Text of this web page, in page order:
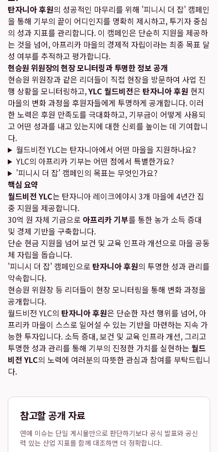
탄자니아 후원의 성공적인 마무리를 위해 '피니시 더 잡' 캠페인
을 통해 기부의 끝이 어디인지를 명확히 제시하고, 투기자 중심
의 성과 지표를 관리합니다. 이 캠페인은 단순히 지원을 제공하
는 것을 넘어, 아프리카 마을의 경제적 자립이라는 최종 목표 달
성 여부를 추적하고 평가합니다.
현승원 위원장의 현장 모니터링과 투명한 정보 공개
현승원 위원장과 같은 리더들이 직접 현장을 방문하여 사업 진
행 상황을 모니터링하고,YLC 월드비전은 탄자니아 후원 현지
마을의 변화 과정을 후원자들에게 투명하게 공개합니다. 이러
한 노력은 후원 만족도를 극대화하고, 기부금이 어떻게 사용되
고 어떤 성과를 내고 있는지에 대한 신뢰를 높이는 데 기여합니
다.
월드비전 YLC는 탄자니아에서 어떤 마을을 지원하나요?
YLC의 아프리카 기부는 어떤 점에서 특별한가요?
'피니시 더 잡' 캠페인의 목표는 무엇인가요?
핵심 요약
월드비전 YLC는 탄자니아 레이크에야시 3개 마을에 4년간 집
중 지원을 제공합니다.
30억 원 자체 기금으로 아프리카 기부를 통한 농가 소득 증대
및 경제 기반을 구축합니다.
단순 현금 지원을 넘어 보건 및 교육 인프라 개선으로 마을 공동
체 자립을 돕습니다.
'피니시 더 잡' 캠페인으로 탄자니아 후원의 투명한 성과 관리를
약속합니다.
현승원 위원장 등 리더들이 현장 모니터링을 통해 변화 과정을
공개합니다.
월드비전 YLC의 탄자니아 후원은 단순한 자선 행위를 넘어, 아
프리카 마을이 스스로 일어설 수 있는 기반을 마련하는 지속 가
능한 투자입니다. 소득 증대, 보건 및 교육 인프라 개선, 그리고
투명한 성과 관리를 통해 기부의 진정한 가치를 실현하는 월드
비전 YLC의 노력에 여러분의 따뜻한 관심과 참여를 부탁드립니
다.
참고할 공개 자료
연예 이슈는 단일 게시물만으로 판단하기보다 공식 발표와 공신
력 있는 산업 지표를 함께 대조하면 더 정확합니다.